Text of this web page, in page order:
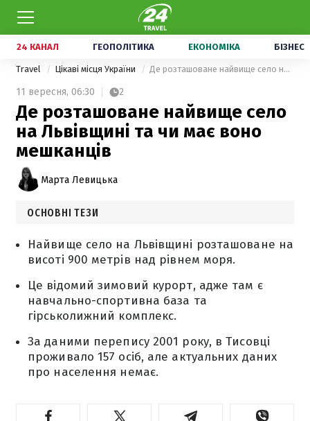
24 КАНАЛ ГЕОПОЛІТИКА ЕКОНОМІКА БІЗНЕС
Travel Цікаві місця України Де розташоване найвище село на Львівщині та чи має воно мешканців
11 вересня, 06:30 2
Де розташоване найвище село
на Львівщині та чи має воно
мешканців
Марта Левицька
ОСНОВНІ ТЕЗИ
Найвище село на Львівщині розташоване на
висоті 900 метрів над рівнем моря.
Це відомий зимовий курорт, адже там є
навчально-спортивна база та
гірськолижний комплекс.
За даними перепису 2001 року, в Тисовці
проживало 157 осіб, але актуальних даних
про населення немає.